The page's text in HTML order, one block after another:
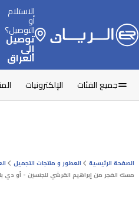
الاستلام
أو
التوصيل؟
توصيل
إلى
العراق
جميع الفئات الإلكترونيات
الصفحة الرئيسية العطور و منتجات التجميل
مسك الفجر من إبراهيم القرشي للجنسين - أو دي